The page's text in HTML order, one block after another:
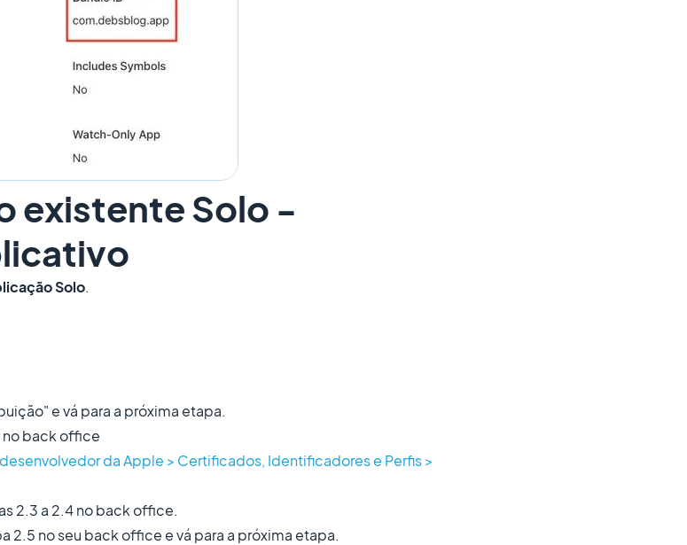
existente Solo -
Solo.
e vá para a próxima etapa.
back office
da Apple > Certificados, Identificadores e Perfis >
2.3 a 2.4 no back office.
2.5 no seu back office e vá para a próxima etapa.